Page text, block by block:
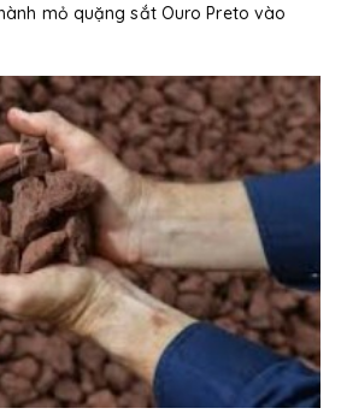
mỏ quặng sắt Ouro Preto vào